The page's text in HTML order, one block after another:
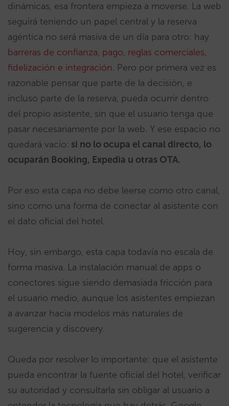
dinámicas, esa frontera empieza a moverse. La web
seguirá teniendo un papel central y la reserva
agéntica no será masiva de un día para otro: hay
barreras de confianza, pago, reglas comerciales,
fidelización e integración. Pero por primera vez es
razonable pensar que parte de la decisión, e
incluso parte de la reserva, pueda ocurrir dentro
del propio asistente, sin que el usuario tenga que
pasar necesariamente por la web. Y ese espacio no
quedará vacío: si no lo ocupa el canal directo, lo
ocuparán Booking, Expedia u otras OTA.
Por eso esta capa no debe leerse como otro canal,
sino como una forma de conectar al asistente con
el dato oficial del hotel.
Hoy, sin embargo, esta capa todavía no escala de
forma masiva. La instalación manual de apps o
conectores sigue siendo demasiada fricción para
el usuario medio, aunque los asistentes empiezan
a avanzar hacia modelos más naturales de
sugerencia y discovery.
Queda por resolver lo importante: que el asistente
pueda encontrar la fuente oficial del hotel, verificar
su autoridad y consultarla sin obligar al usuario a